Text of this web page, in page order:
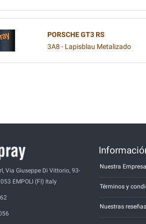
PORSCHE GT3 RS
3A8 - Lapisblau Metalizado
Via Giuseppe Di Vittorio, 93-
EMPOLI (FI) Italy
Nuestra Empresa
Términos y
Nuestras reseñas